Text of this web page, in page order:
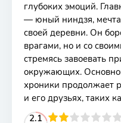
глубоких эмоций.
— юный ниндзя,
своей деревни. Он
врагами, но и со
стремясь завоевать
окружающих.
хроники продолжает
и его друзьях, таких
2.1
4 5 6 7 8 9 10